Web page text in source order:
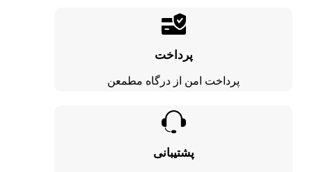
پرداخت
پرداخت امن از درگاه مطمعن
پشتیبانی